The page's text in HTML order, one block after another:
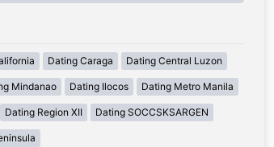
Dating Caraga Dating Central Luzon
Mindanao Dating Ilocos Dating Metro Manila
Dating Region XII Dating SOCCSKSARGEN